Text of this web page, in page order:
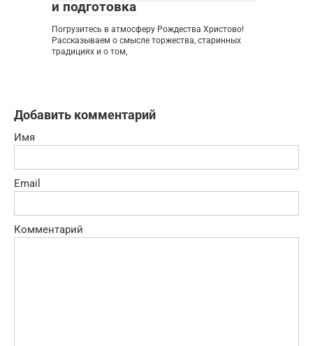
и подготовка
Погрузитесь в атмосферу Рождества Христово!
Рассказываем о смысле торжества, старинных
традициях и о том,
Добавить комментарий
Имя
Email
Комментарий